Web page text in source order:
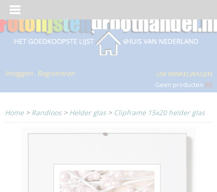
Inloggen Registreren
UW WINKELWAGEN
Geen producten (0)
Home> Randloos> Helder glas> Clipframe 15x20 helder glas